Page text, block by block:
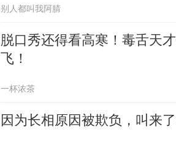
别人都叫我阿腈
脱口秀还得看高寒！毒舌天
飞！
一杯浓茶
因为长相原因被欺负，叫来